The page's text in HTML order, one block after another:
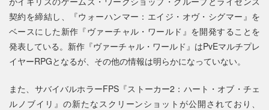
契約を締結し、『ウォーハンマー：エイジ・オヴ・シグマー』を
ベースにした新作『ヴァーチャル・ワールド』を開発することを
発表している。新作『ヴァーチャル・ワールド』はPvEマルチプレ
イヤーRPGとなるが、その他の情報は明らかになっていない。
また、サバイバルホラーFPS『ストーカー2：ハート・オブ・チェ
ルノブイリ』の新たなスクリーンショットが公開されており、